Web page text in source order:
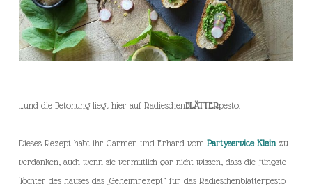
…und die Betonung liegt hier auf RadieschenBLÄTTERpesto!
Dieses Rezept habt ihr Carmen und Erhard vom Partyservice Kleinzu
verdanken, auch wenn sie vermutlich gar nicht wissen, dass die jüngste
Tochter des Hauses das „Geheimrezept“ für das Radieschenblätterpesto